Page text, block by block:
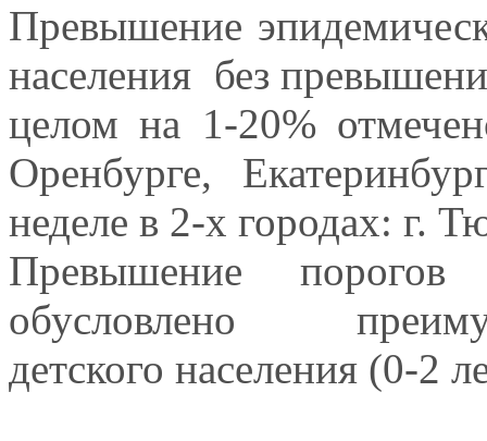
Превышение
населения без
целом на 1-20%
Оренбурге,
неделе в 2-х городах: г.
Превышение
обусловлено
детского населения (0-2